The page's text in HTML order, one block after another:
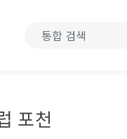
포천